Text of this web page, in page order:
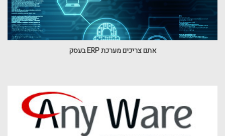
אתם צריכים מערכת ERP בעסק